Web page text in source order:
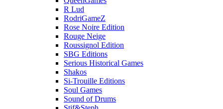
R Lud
RodriGameZ
Rose Noire Edition
Rouge Neige
Roussignol Edition
SBG Editions
Serious Historical Games
Shakos
Si-Trouille Editions
Soul Games
Sound of Drums